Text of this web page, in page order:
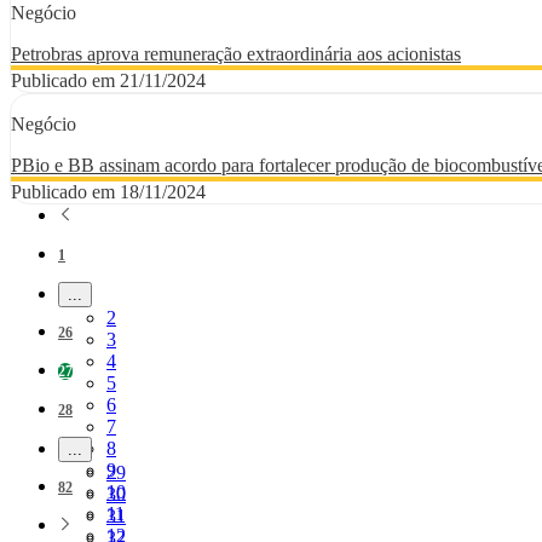
Negócio
Petrobras aprova remuneração extraordinária aos acionistas
Publicado em 21/11/2024
Negócio
PBio e BB assinam acordo para fortalecer produção de
Publicado em 18/11/2024
Página
1
Páginas intermediárias Usar ABA para navegar.
Página
2
Página
3
Página
4
Página
5
Página
6
Página
7
Página
8
Página
9
Página
10
Página
11
Página
12
Página
26
Página
27
Página
28
Páginas intermediárias Usar ABA para navegar.
Página
29
Página
30
Página
31
Página
32
Página
82